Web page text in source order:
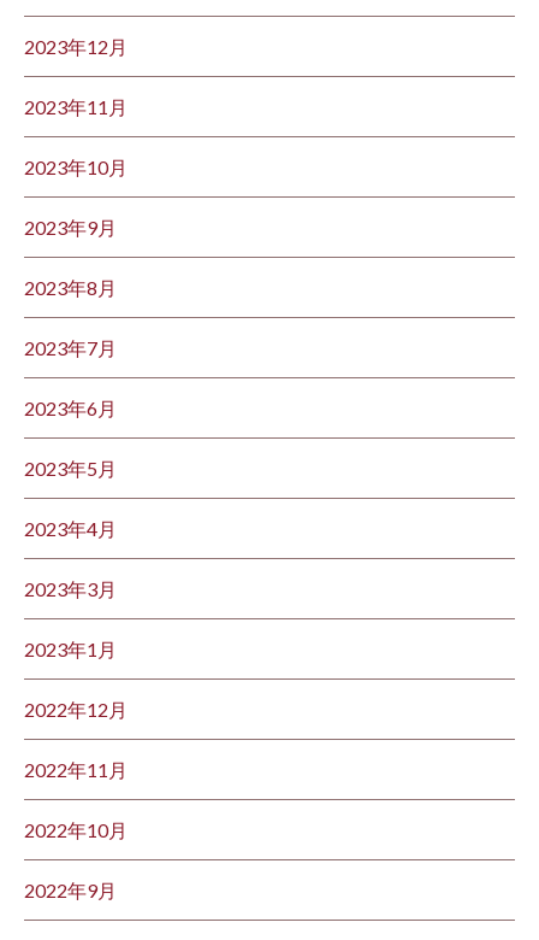
2023年12月
2023年11月
2023年10月
2023年9月
2023年8月
2023年7月
2023年6月
2023年5月
2023年4月
2023年3月
2023年1月
2022年12月
2022年11月
2022年10月
2022年9月